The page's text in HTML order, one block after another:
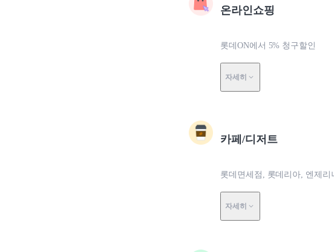
온라인쇼핑
롯데ON에서 5% 청구할인
자세히
카페/디저트
롯데면세점, 롯데리아, 엔제리
자세히